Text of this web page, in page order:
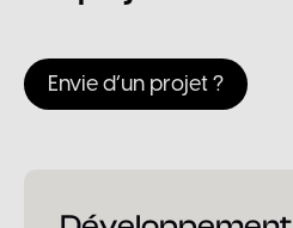
Envie d’un projet ?